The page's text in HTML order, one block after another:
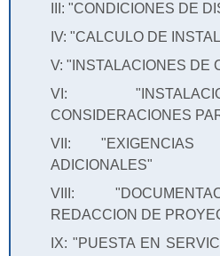
III: "CONDICIONES DE
IV: "CALCULO DE
V: "INSTALACIONES DE
VI:
CONSIDERACIONES
VII: "EXIGENCIAS
ADICIONALES"
VIII:
REDACCION DE
IX: "PUESTA EN